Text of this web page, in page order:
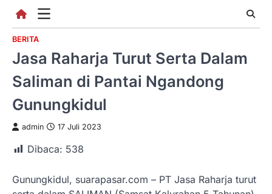
content
BERITA
Jasa Raharja Turut Serta Dalam
Saliman di Pantai Ngandong
Gunungkidul
admin 17 Juli 2023
Dibaca: 538
Gunungkidul, suarapasar.com – PT Jasa Raharja turut